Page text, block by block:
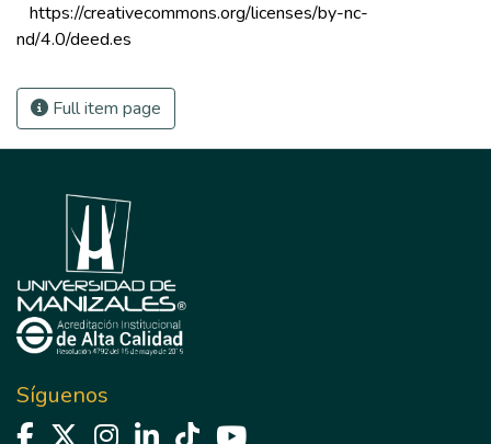
https://creativecommons.org/licenses/by-nc-
nd/4.0/deed.es
Full item page
Síguenos